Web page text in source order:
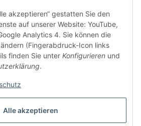
& Co. KG
0
akzeptieren“ gestatten Sie den
auf unserer Website: YouTube,
Analytics 4. Sie können die
(Fingerabdruck-Icon links
finden Sie unter Konfigurieren und
.
Alle akzeptieren